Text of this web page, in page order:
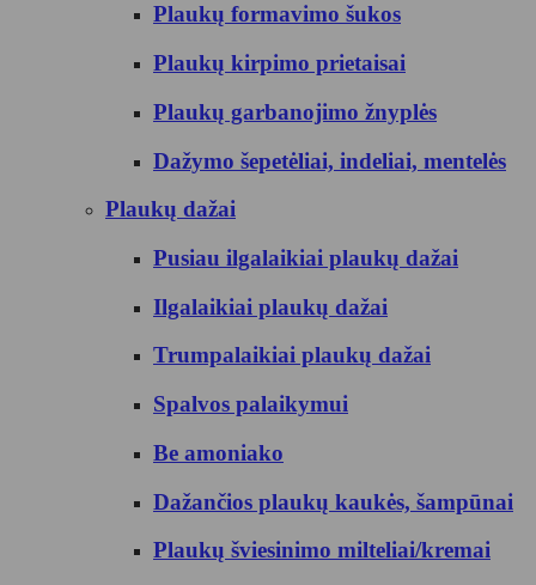
Plaukų formavimo šukos
Plaukų kirpimo prietaisai
Plaukų garbanojimo žnyplės
Dažymo šepetėliai, indeliai, mentelės
Plaukų dažai
Pusiau ilgalaikiai plaukų dažai
Ilgalaikiai plaukų dažai
Trumpalaikiai plaukų dažai
Spalvos palaikymui
Be amoniako
Dažančios plaukų kaukės, šampūnai
Plaukų šviesinimo milteliai/kremai